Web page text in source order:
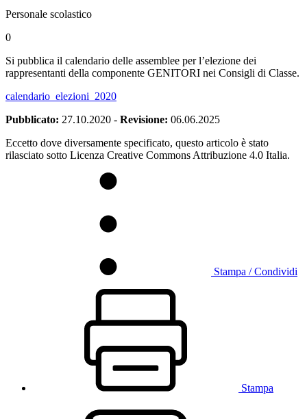
Personale scolastico
0
Si pubblica il calendario delle assemblee per l’elezione dei
rappresentanti della componente GENITORI nei Consigli di Classe.
calendario_elezioni_2020
Pubblicato: 27.10.2020 - Revisione: 06.06.2025
Eccetto dove diversamente specificato, questo articolo è stato
rilasciato sotto Licenza Creative Commons Attribuzione 4.0 Italia.
Stampa / Condividi
Stampa